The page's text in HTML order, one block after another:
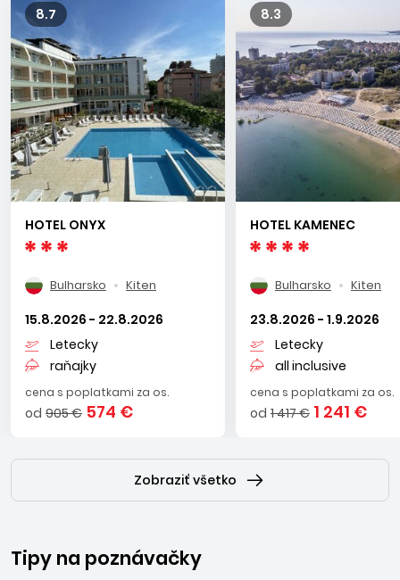
8.7
HOTEL ONYX
Bulharsko Kiten
15.8.2026 - 22.8.2026
Letecky
raňajky
cena s poplatkami za os.
od 905 € 574 €
8.3
HOTEL KAMENEC
Bulharsko Kiten
23.8.2026 - 1.9.2026
Letecky
all inclusive
cena s poplatkami za os.
od 1 417 € 1 241 €
Zobraziť všetko
Tipy na poznávačky